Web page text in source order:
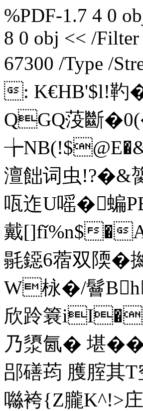
%PDF-1.7 4 0
8 0 obj << /Filter
67300 /Type /
: K€HB'$l!靮
QGQ莈斷
澶飿词虫!?�&
咓迮U嗂�蝙
戴[]fǐ%n$�A
毾鐚6蓿双陾�
W栐�/鬙
欣跉簔
乃澃氤� 堪��
郘磰荺 臒腟其
噝袴{Z朧K^!>